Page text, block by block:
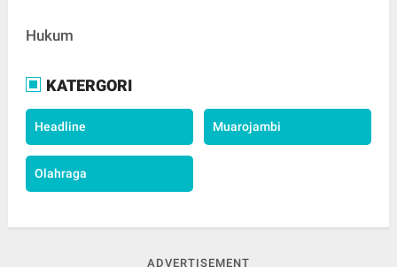
Hukum
KATERGORI
Headline Muarojambi
Olahraga
ADVERTISEMENT